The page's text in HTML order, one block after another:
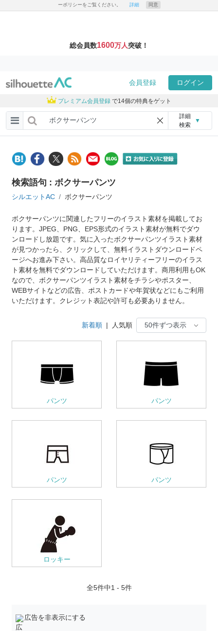
ーポリシーをご覧ください。 詳細 同意
総会員数1600万人突破！
会員登録 ログイン
プレミアム会員登録 で14個の特典をゲット
詳細
検索
▼
検索語句 : ボクサーパンツ
シルエットAC ボクサーパンツ
ボクサーパンツに関連したフリーのイラスト素材を掲載してお
ります。JPEG、PNG、EPS形式のイラスト素材が無料でダウ
ンロードし放題です。気に入ったボクサーパンツイラスト素材
が見つかったら、クリックして、無料イラストダウンロードペ
ージへお進み下さい。高品質なロイヤリティーフリーのイラス
ト素材を無料でダウンロードしていただけます。商用利用もOK
なので、ボクサーパンツイラスト素材をチラシやポスター、
WEBサイトなどの広告、ポストカードや年賀状などにもご利用
いただけます。クレジット表記や許可も必要ありません。
新着順 | 人気順
パンツ パンツ
パンツ パンツ
ロッキー
全5件中1 - 5件
広告を非表示にする